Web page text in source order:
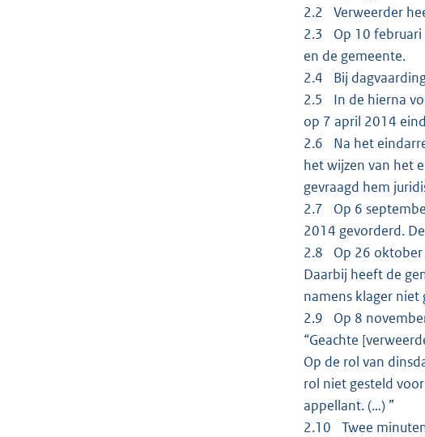
2.2 Verweerder
2.3 Op 10 februari
en de gemeente.
2.4 Bij
2.5 In de hierna
op 7 april 2014
2.6 Na het
het wijzen van het
gevraagd hem
2.7 Op 6
2014 gevorderd.
2.8 Op 26 oktober
Daarbij heeft de
namens klager niet
2.9 Op 8
“Geachte
Op de rol van
rol niet gesteld
appellant. (…) ”
2.10 Twee